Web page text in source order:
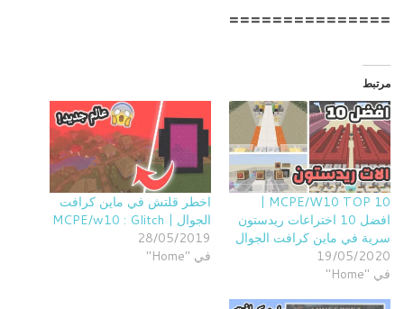
===============
مرتبط
MCPE/W10 TOP 10 |
افضل 10 اختراعات ريدستون
سرية في ماين كرافت الجوال
19/05/2020
في "Home"
اخطر قلتش في ماين كرافت
الجوال | MCPE/w10 : Glitch
28/05/2019
في "Home"